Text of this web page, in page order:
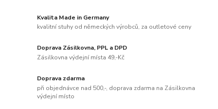
Kvalita Made in Germany
kvalitní stuhy od německých výrobců, za outletové ceny
Doprava Zásilkovna, PPL a DPD
Zásilkovna výdejní místa 49,-Kč
Doprava zdarma
při objednávce nad 500,-, doprava zdarma na Zásilkovna
výdejní místo